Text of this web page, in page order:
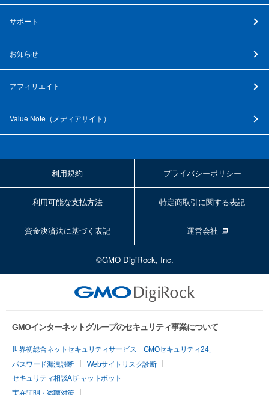
サポート
お知らせ
アフィリエイト
Value Note（ メディアサイト ）
利用規約 プライバシーポリシー
利用可能な支払方法 特定商取引に関する表記
資金決済法に基づく表記 運営会社
©GMO DigiRock, Inc.
GMOインターネットグループのセキュリティ事業について
世界初総合ネットセキュリティサービス「GMOセキュリティ24」
パスワード漏洩診断
Webサイトリスク診断
セキュリティ相談AIチャットボット
実在証明・盗聴対策